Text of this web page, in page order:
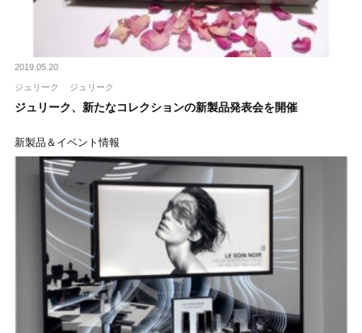
2019.05.20
ジュリーク ジュリーク
ジュリーク、新たなコレクションの新製品発表会を開催
新製品＆イベント情報